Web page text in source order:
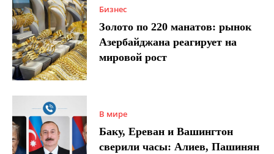
Бизнес
Золото по 220 манатов: рынок
Азербайджана реагирует на
мировой рост
В мире
Баку, Ереван и Вашингтон
сверили часы: Алиев, Пашинян